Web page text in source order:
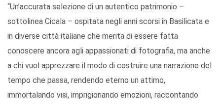
“Un’accurata selezione di un autentico patrimonio –
sottolinea Cicala – ospitata negli anni scorsi in Basilicata e
in diverse città italiane che merita di essere fatta
conoscere ancora agli appassionati di fotografia, ma anche
a chi vuol apprezzare il modo di costruire una narrazione del
tempo che passa, rendendo eterno un attimo,
immortalando visi, imprigionando emozioni, raccontando